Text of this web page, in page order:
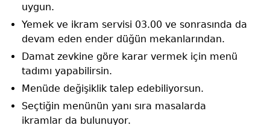
uygun.
Yemek ve ikram servisi 03.00 ve sonrasında da
devam eden ender düğün mekanlarından.
Damat zevkine göre karar vermek için menü
tadımı yapabilirsin.
Menüde değişiklik talep edebiliyorsun.
Seçtiğin menünün yanı sıra masalarda
ikramlar da bulunuyor.